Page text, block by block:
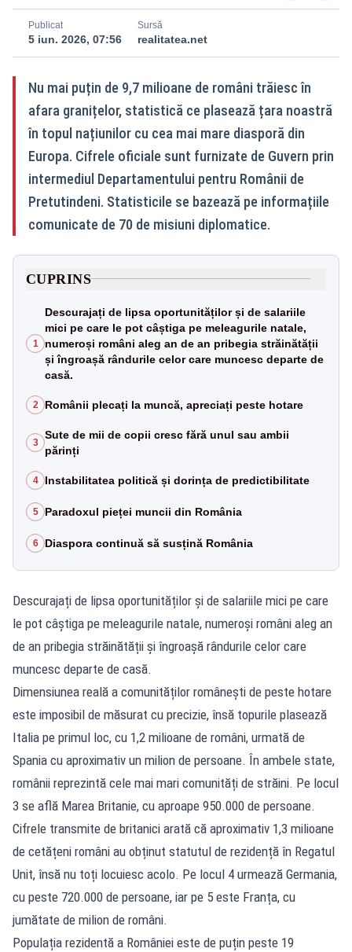
Publicat
5 iun. 2026, 07:56
Sursă
realitatea.net
Nu mai puțin de 9,7 milioane de români trăiesc în
afara granițelor, statistică ce plasează țara noastră
în topul națiunilor cu cea mai mare diasporă din
Europa. Cifrele oficiale sunt furnizate de Guvern prin
intermediul Departamentului pentru Românii de
Pretutindeni. Statisticile se bazează pe informațiile
comunicate de 70 de misiuni diplomatice.
CUPRINS
1
Descurajați de lipsa oportunităților și de salariile
mici pe care le pot câștiga pe meleagurile natale,
numeroși români aleg an de an pribegia străinătății
și îngroașă rândurile celor care muncesc departe de
casă.
2 Românii plecați la muncă, apreciați peste hotare
3
Sute de mii de copii cresc fără unul sau ambii
părinți
4 Instabilitatea politică și dorința de predictibilitate
5 Paradoxul pieței muncii din România
6 Diaspora continuă să susțină România
Descurajați de lipsa oportunităților și de salariile mici pe care
le pot câștiga pe meleagurile natale, numeroși români aleg an
de an pribegia străinătății și îngroașă rândurile celor care
muncesc departe de casă.
Dimensiunea reală a comunităților românești de peste hotare
este imposibil de măsurat cu precizie, însă topurile plasează
Italia pe primul loc, cu 1,2 milioane de români, urmată de
Spania cu aproximativ un milion de persoane. În ambele state,
românii reprezintă cele mai mari comunități de străini. Pe locul
3 se află Marea Britanie, cu aproape 950.000 de persoane.
Cifrele transmite de britanici arată că aproximativ 1,3 milioane
de cetățeni români au obținut statutul de rezidență în Regatul
Unit, însă nu toți locuiesc acolo. Pe locul 4 urmează Germania,
cu peste 720.000 de persoane, iar pe 5 este Franța, cu
jumătate de milion de români.
Populația rezidentă a României este de puțin peste 19